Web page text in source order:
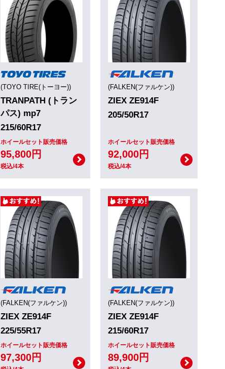
(TOYO TIRE(トーヨー))
TRANPATH (トラン
パス) mp7
215/60R17
ホイールセット販売価格
95,800円
税込/4本
(FALKEN(ファルケン))
ZIEX ZE914F
205/50R17
ホイールセット販売価格
92,000円
税込/4本
(FALKEN(ファルケン))
ZIEX ZE914F
225/55R17
ホイールセット販売価格
97,300円
(FALKEN(ファルケン))
ZIEX ZE914F
215/60R17
ホイールセット販売価格
89,900円